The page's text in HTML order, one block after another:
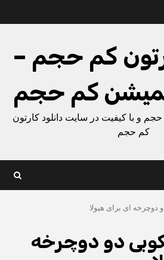
کم حجم –
کم حجم
حجم و با کیفیت در سایت دانلود کارتون
کم حجم
دوچرخه ای برای هیولا
دو دوچرخه